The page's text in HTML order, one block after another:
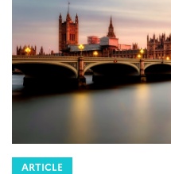
ARTICLE